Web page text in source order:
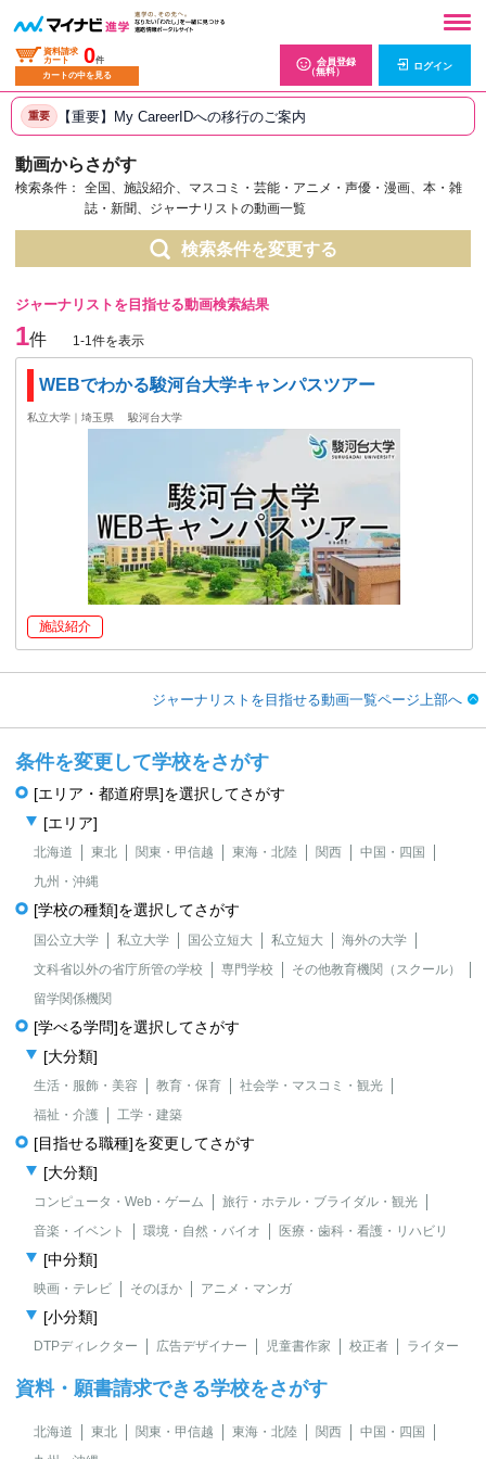
資料請求
カート
0件
カートの中を見る
会員登録
（無料）
ログイン
重要 【重要】My CareerIDへの移行のご案内
動画からさがす
検索条件：
全国、施設紹介、マスコミ・芸能・アニメ・声優・漫画、本・雑
誌・新聞、ジャーナリストの動画一覧
検索条件を変更する
ジャーナリストを目指せる動画検索結果
1件 1-1件を表示
WEBでわかる駿河台大学キャンパスツアー
私立大学｜埼玉県 駿河台大学
施設紹介
ジャーナリストを目指せる動画一覧ページ上部へ
条件を変更して学校をさがす
[エリア・都道府県]を選択してさがす
[エリア]
北海道 東北 関東・甲信越 東海・北陸 関西
中国・四国
九州・沖縄
[学校の種類]を選択してさがす
国公立大学 私立大学 国公立短大 私立短大
海外の大学
文科省以外の省庁所管の学校
専門学校
その他教育機関（スクール）
留学関係機関
[学べる学問]を選択してさがす
[大分類]
生活・服飾・美容 教育・保育
社会学・マスコミ・観光
福祉・介護
工学・建築
[目指せる職種]を変更してさがす
[大分類]
コンピュータ・Web・ゲーム
旅行・ホテル・ブライダル・観光
音楽・イベント
環境・自然・バイオ 医療・歯科・看護・リハビリ
[中分類]
映画・テレビ そのほか アニメ・マンガ
[小分類]
DTPディレクター 広告デザイナー 児童書作家 校正者 ライター
資料・願書請求できる学校をさがす
北海道 東北 関東・甲信越 東海・北陸 関西
中国・四国